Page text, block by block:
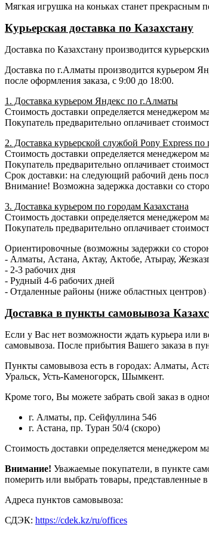
Мягкая игрушка на коньках станет прекрасным
Курьерская доставка по Казахстану
Доставка по Казахстану производится
Доставка по г.Алматы производится курьером
после оформления заказа, с 9:00 до 18:00.
1. Доставка курьером Яндекс по г.Алматы
Стоимость доставки определяется менеджером
Покупатель предварительно оплачивает
2. Доставка курьерской службой Pony Express
Стоимость доставки определяется менеджером
Покупатель предварительно оплачивает
Срок доставки: на следующий рабочий день
Внимание! Возможна задержка доставки со
3. Доставка курьером по городам Казахстана
Стоимость доставки определяется менеджером
Покупатель предварительно оплачивает
Ориентировочные (возможны задержки со
- Алматы, Астана, Актау, Актобе, Атырау,
- 2-3 рабочих дня
- Рудный 4-6 рабочих дней
- Отдаленные районы (ниже областных центров)
Доставка в пункты самовывоза
Если у Вас нет возможности ждать курьера или
самовывоза. После прибытия Вашего заказа в
Пункты самовывоза есть в городах: Алматы,
Уральск, Усть-Каменогорск, Шымкент.
Кроме того, Вы можете забрать свой заказ в
г. Алматы, пр. Сейфуллина 546
г. Астана, пр. Туран 50/4 (скоро)
Стоимость доставки определяется менеджером
Внимание! Уважаемые покупатели, в пункте
померить или выбрать товары, представленные
Адреса пунктов самовывоза:
СДЭК: https://cdek.kz/ru/offices